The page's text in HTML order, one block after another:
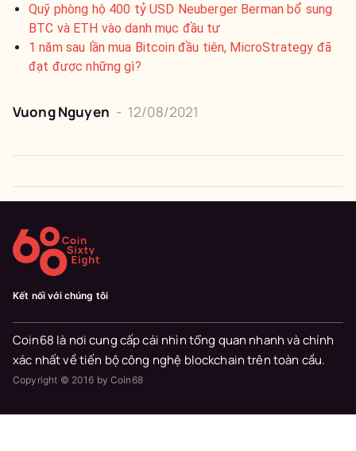
Quỹ phòng hộ 400 tỷ USD Neuberger Berman bổ sung
BTC và ETH vào danh mục đầu tư
1 năm sau lần mua Bitcoin đầu tiên, MicroStrategy đã
đạt được những gì?
Vuong Nguyen - 12/08/2021
Kết nối với chúng tôi
Coin68 là nơi cung cấp cái nhìn tổng quan nhanh và chính
xác nhất về tiến bộ công nghệ blockchain trên toàn cầu.
Copyright © 2016 by Coin68